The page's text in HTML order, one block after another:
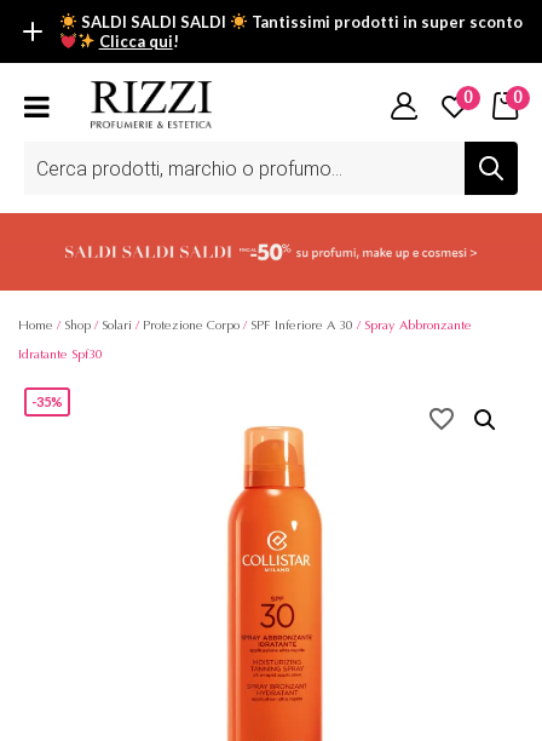
SALDI SALDI SALDI
Tantissimi prodotti in super sconto
Clicca qui!
SALDI SALDI SALDI
Fino al -50% su tantissimi prodotti beauty nella sezione saldi: il
Scopri tutti i prodotti in super saldo!Clicca qui
prodotti
0 0
Home / Shop / Solari / Protezione Corpo / SPF Inferiore A 30 / Spray Abbronzante
Idratante Spf30
-35%